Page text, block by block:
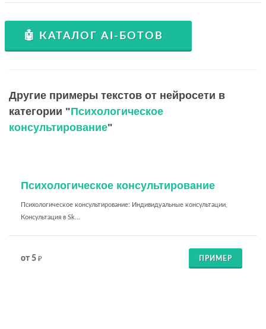
🤖 КАТАЛОГ AI-БОТОВ
Другие примеры текстов от нейросети в
категории "Психологическое
консультирование"
Психологическое консультирование
Психологическое консультирование: Индивидуальные консультации,
Консультация в Sk...
от 5 ₽ ПРИМЕР